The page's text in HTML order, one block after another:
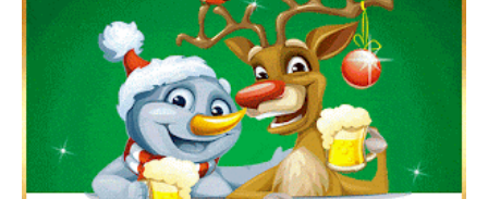
▷ Los Mejores Fondos de pantalla de feliz navidad
2022 📖